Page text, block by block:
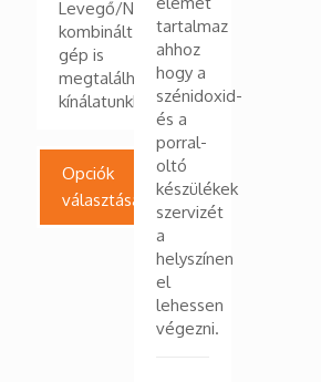
Levegő/Nitrogén
kombinált
gép is
megtalálható
kínálatunkban
Opciók
választása
tartalmaz
ahhoz
hogy a
szénidoxid-
és a
porral-
oltó
készülékek
szervizét
a
helyszínen
el
lehessen
végezni.